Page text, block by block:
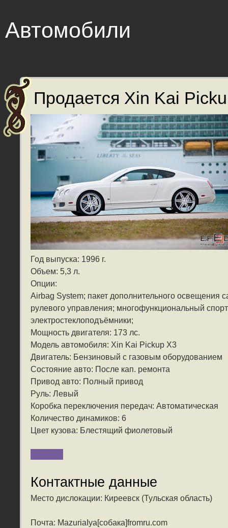
Автомобили
Продается Xin Kai
Год выпуска: 1996 г.
Объем: 5,3 л.
Опции:
Airbag System; пакет дополнительного освещения
рулевого управления; многофункциональный
электростеклоподъёмники;
Мощность двигателя: 173 лс.
Модель автомобиля: Xin Kai Pickup X3
Двигатель: Бензиновый с газовым оборудованием
Состояние авто: После кап. ремонта
Привод авто: Полный привод
Руль: Левый
Коробка переключения передач: Автоматическая
Количество динамиков: 6
Цвет кузова: Блестящий фиолетовый
Контактные данные
Место дислокации: Киреевск (Тульская область)
Почта: MazuriaIya[собака]fromru.com